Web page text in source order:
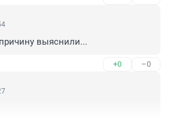
выяснили...
+0 –0